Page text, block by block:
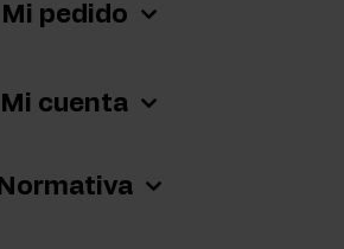
Mi pedido
Mi cuenta
Normativa